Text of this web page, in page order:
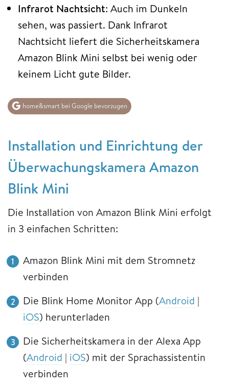
Infrarot Nachtsicht: Auch im Dunkeln
sehen, was passiert. Dank Infrarot
Nachtsicht liefert die Sicherheitskamera
Amazon Blink Mini selbst bei wenig oder
keinem Licht gute Bilder.
home&smart bei Google bevorzugen
Installation und Einrichtung der
Überwachungskamera Amazon
Blink Mini
Die Installation von Amazon Blink Mini erfolgt
in 3 einfachen Schritten:
Amazon Blink Mini mit dem Stromnetz
verbinden
Die Blink Home Monitor App (Android |
iOS) herunterladen
Die Sicherheitskamera in der Alexa App
(Android | iOS) mit der Sprachassistentin
verbinden